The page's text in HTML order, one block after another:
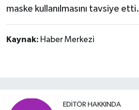
maske kullanılmasını tavsiye etti.
Kaynak: Haber Merkezi
EDITÖR HAKKINDA